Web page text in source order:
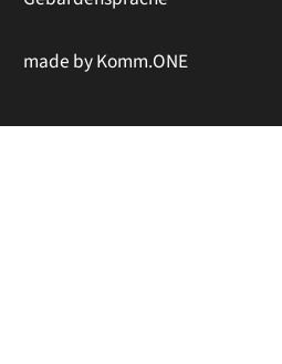
made byKomm.ONE